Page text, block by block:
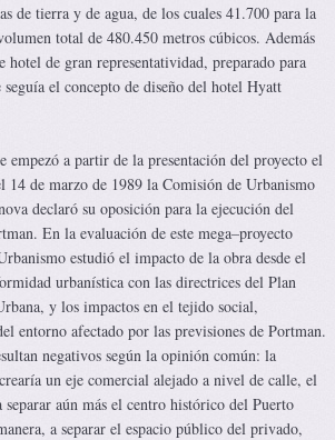
de tierra y de agua, de los cuales 41.700 para la
total de 480.450 metros cúbicos. Además
hotel de gran representatividad, preparado para
el concepto de diseño del hotel Hyatt
empezó a partir de la presentación del proyecto el
14 de marzo de 1989 la Comisión de Urbanismo
declaró su oposición para la ejecución del
En la evaluación de este mega–proyecto
estudió el impacto de la obra desde el
urbanística con las directrices del Plan
y los impactos en el tejido social,
entorno afectado por las previsiones de Portman.
negativos según la opinión común: la
un eje comercial alejado a nivel de calle, el
aún más el centro histórico del Puerto
a separar el espacio público del privado,